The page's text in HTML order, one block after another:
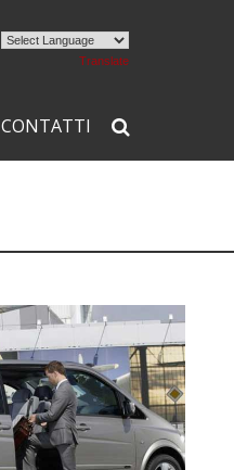
Translate
CONTATTI